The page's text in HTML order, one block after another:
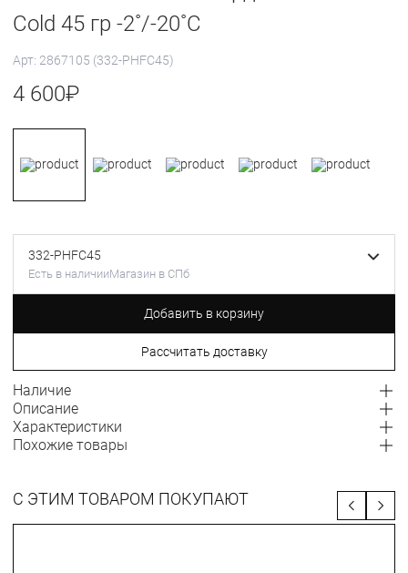
Cold 45 гр -2˚/-20˚С
Арт: 2867105 (332-PHFC45)
4 600₽
332-PHFC45
Есть в наличииМагазин в СПб
Добавить в корзину
Рассчитать доставку
Наличие
Описание
Характеристики
Похожие товары
С ЭТИМ ТОВАРОМ ПОКУПАЮТ